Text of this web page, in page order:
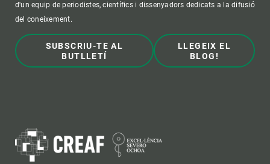
d'un equip de periodistes, científics i dissenyadors dedicats a la difusió
del coneixement.
SUBSCRIU-TE AL
BUTLLETÍ
LLEGEIX EL
BLOG!